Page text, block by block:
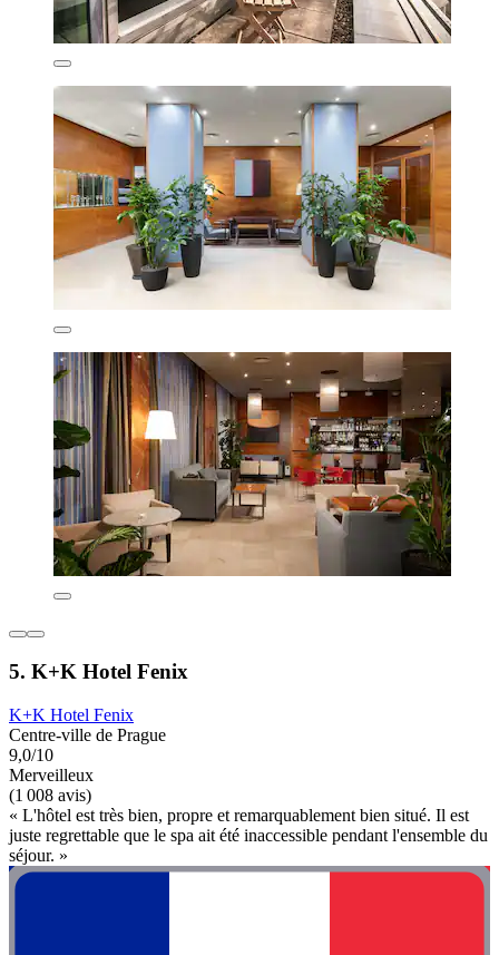
5. K+K Hotel Fenix
K+K Hotel Fenix
Centre-ville de Prague
9,0/10
Merveilleux
(1 008 avis)
« L'hôtel est très bien, propre et remarquablement bien situé. Il est
juste regrettable que le spa ait été inaccessible pendant l'ensemble du
séjour. »